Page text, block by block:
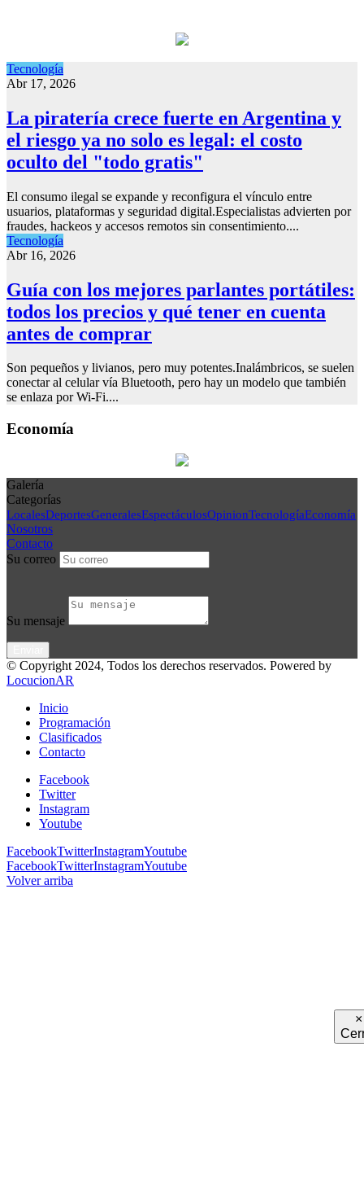
Tecnología
Abr 17, 2026
La piratería crece fuerte en Argentina y
el riesgo ya no solo es legal: el costo
oculto del "todo gratis"
El consumo ilegal se expande y reconfigura el vínculo entre
usuarios, plataformas y seguridad digital.Especialistas advierten por
fraudes, hackeos y accesos remotos sin consentimiento....
Tecnología
Abr 16, 2026
Guía con los mejores parlantes portátiles:
todos los precios y qué tener en cuenta
antes de comprar
Son pequeños y livianos, pero muy potentes.Inalámbricos, se suelen
conectar al celular vía Bluetooth, pero hay un modelo que también
se enlaza por Wi-Fi....
Economía
Galería
Categorías
LocalesDeportesGeneralesEspectáculosOpinionTecnologíaEconomía
Nosotros
Contacto
Su correo
Su mensaje
© Copyright 2024, Todos los derechos reservados. Powered by
LocucionAR
Inicio
Programación
Clasificados
Contacto
Facebook
Twitter
Instagram
Youtube
FacebookTwitterInstagramYoutube
FacebookTwitterInstagramYoutube
Volver arriba
×